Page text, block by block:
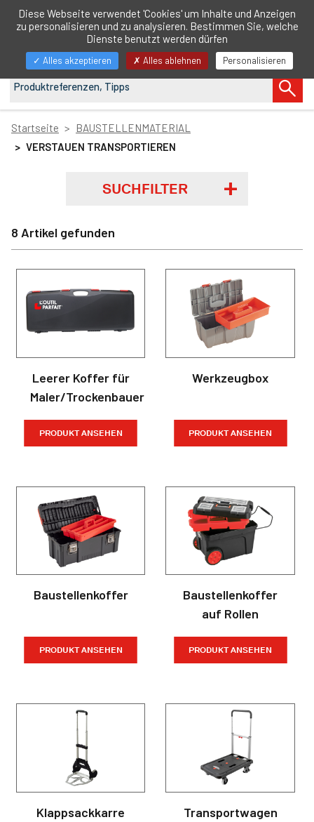
DE
anzeigen/ausblenden
Startseite
BAUSTELLENMATERIAL
VERSTAUEN TRANSPORTIEREN
SUCHFILTER
8 Artikel gefunden
Leerer Koffer für
Maler/Trockenbauer
PRODUKT ANSEHEN
Werkzeugbox
PRODUKT ANSEHEN
Baustellenkoffer
PRODUKT ANSEHEN
Baustellenkoffer
auf Rollen
PRODUKT ANSEHEN
Klappsackkarre
Transportwagen
Diese Webseite verwendet 'Cookies' um Inhalte und Anzeigen
zu personalisieren und zu analysieren. Bestimmen Sie, welche
Dienste benutzt werden dürfen
Alles akzeptieren Alles ablehnen Personalisieren